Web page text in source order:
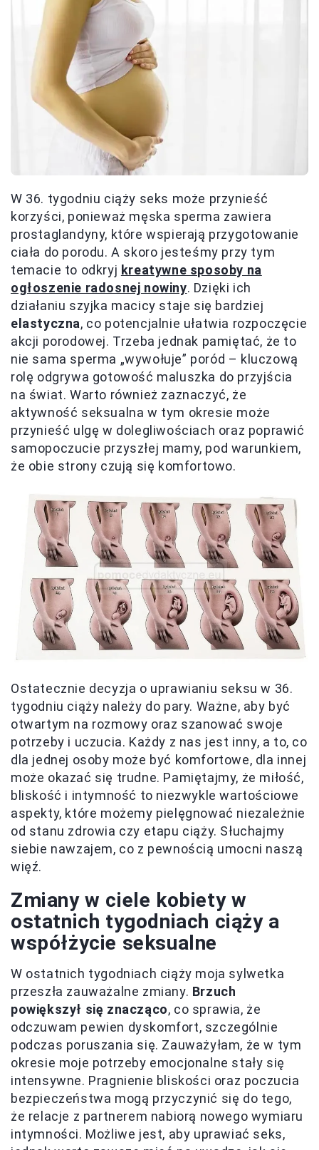
W 36. tygodniu ciąży seks może przynieść
korzyści, ponieważ męska sperma zawiera
prostaglandyny, które wspierają przygotowanie
ciała do porodu. A skoro jesteśmy przy tym
temacie to odkryj kreatywne sposoby na
ogłoszenie radosnej nowiny. Dzięki ich
działaniu szyjka macicy staje się bardziej
elastyczna, co potencjalnie ułatwia rozpoczęcie
akcji porodowej. Trzeba jednak pamiętać, że to
nie sama sperma „wywołuje” poród – kluczową
rolę odgrywa gotowość maluszka do przyjścia
na świat. Warto również zaznaczyć, że
aktywność seksualna w tym okresie może
przynieść ulgę w dolegliwościach oraz poprawić
samopoczucie przyszłej mamy, pod warunkiem,
że obie strony czują się komfortowo.
Ostatecznie decyzja o uprawianiu seksu w 36.
tygodniu ciąży należy do pary. Ważne, aby być
otwartym na rozmowy oraz szanować swoje
potrzeby i uczucia. Każdy z nas jest inny, a to, co
dla jednej osoby może być komfortowe, dla innej
może okazać się trudne. Pamiętajmy, że miłość,
bliskość i intymność to niezwykle wartościowe
aspekty, które możemy pielęgnować niezależnie
od stanu zdrowia czy etapu ciąży. Słuchajmy
siebie nawzajem, co z pewnością umocni naszą
więź.
Zmiany w ciele kobiety w
ostatnich tygodniach ciąży a
współżycie seksualne
W ostatnich tygodniach ciąży moja sylwetka
przeszła zauważalne zmiany. Brzuch
powiększył się znacząco, co sprawia, że
odczuwam pewien dyskomfort, szczególnie
podczas poruszania się. Zauważyłam, że w tym
okresie moje potrzeby emocjonalne stały się
intensywne. Pragnienie bliskości oraz poczucia
bezpieczeństwa mogą przyczynić się do tego,
że relacje z partnerem nabiorą nowego wymiaru
intymności. Możliwe jest, aby uprawiać seks,